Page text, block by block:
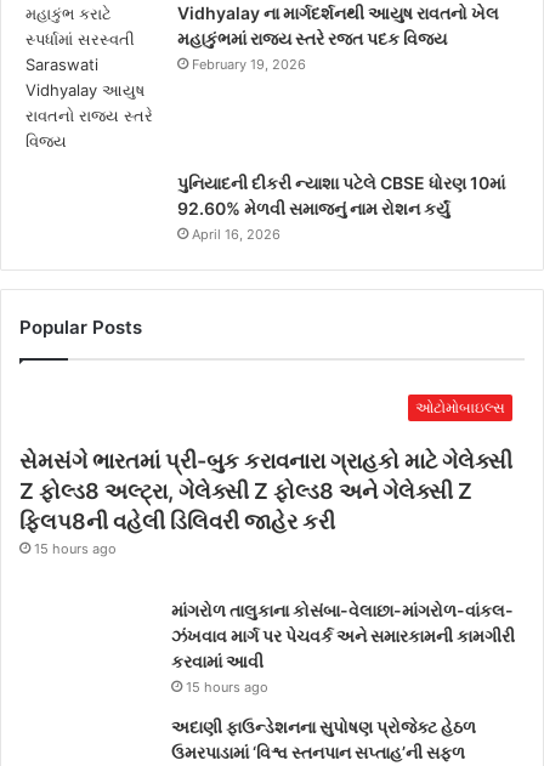
Vidhyalay ના માર્ગદર્શનથી આયુષ રાવતનો ખેલ
મહાકુંભમાં રાજ્ય સ્તરે રજત પદક વિજય
February 19, 2026
પુનિયાદની દીકરી ન્યાશા પટેલે CBSE ધોરણ 10માં
92.60% મેળવી સમાજનું નામ રોશન કર્યું
April 16, 2026
Popular Posts
ઓટોમોબાઇલ્સ
સેમસંગે ભારતમાં પ્રી-બુક કરાવનારા ગ્રાહકો માટે ગેલેક્સી
Z ફોલ્ડ8 અલ્ટ્રા, ગેલેક્સી Z ફોલ્ડ8 અને ગેલેક્સી Z
ફ્લિપ8ની વહેલી ડિલિવરી જાહેર કરી
15 hours ago
માંગરોળ તાલુકાના કોસંબા-વેલાછા-માંગરોળ-વાંકલ-
ઝંખવાવ માર્ગ પર પેચવર્ક અને સમારકામની કામગીરી
કરવામાં આવી
15 hours ago
અદાણી ફાઉન્ડેશનના સુપોષણ પ્રોજેક્ટ હેઠળ
ઉમરપાડામાં ‘વિશ્વ સ્તનપાન સપ્તાહ’ની સફળ